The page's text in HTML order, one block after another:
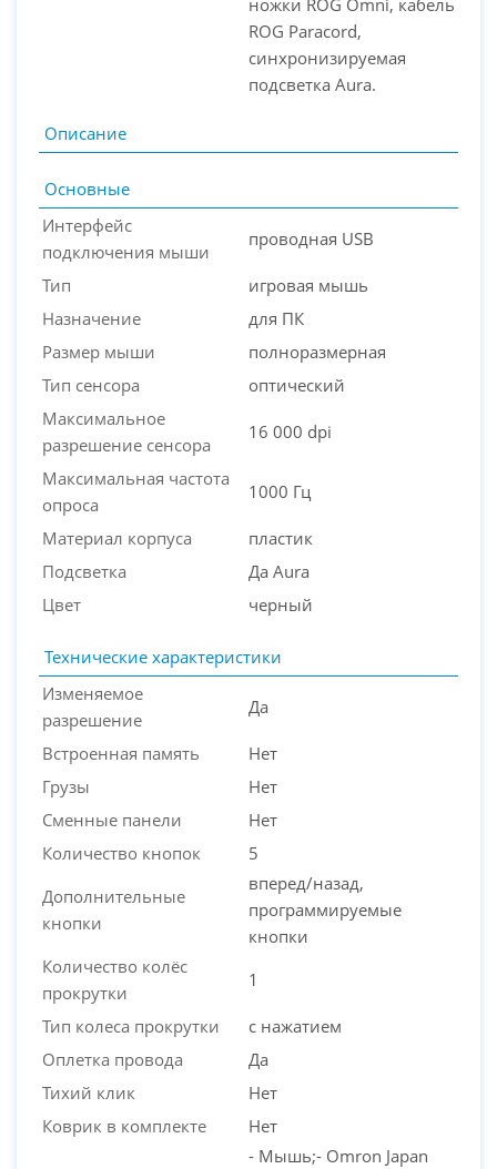
ножки ROG Omni, кабель
ROG Paracord,
синхронизируемая
подсветка Aura.
Описание
Основные
Интерфейс
подключения мыши
проводная USB
Тип
игровая мышь
Назначение
для ПК
Размер мыши
полноразмерная
Тип сенсора
оптический
Максимальное
разрешение сенсора
16 000 dpi
Максимальная частота
опроса
1000 Гц
Материал корпуса
пластик
Подсветка
Да Aura
Цвет
черный
Технические характеристики
Изменяемое
разрешение
Да
Встроенная память
Нет
Грузы
Нет
Сменные панели
Нет
Количество кнопок
5
Дополнительные
кнопки
вперед/назад,
программируемые
кнопки
Количество колёс
прокрутки
1
Тип колеса прокрутки
с нажатием
Оплетка провода
Да
Тихий клик
Нет
Коврик в комплекте
Нет
- Мышь;- Omron Japan